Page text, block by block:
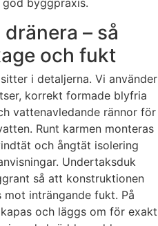
byggpraxis.
– så
och fukt
i detaljerna. Vi använder
korrekt formade blyfria
vattenavledande rännor för
Runt karmen monteras
och ångtät isolering
Undertaksduk
så att konstruktionen
mot inträngande fukt. På
och läggs om för exakt